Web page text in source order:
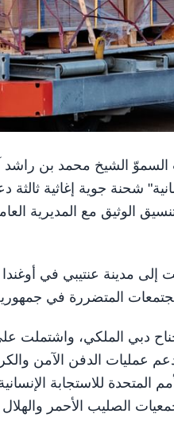
صاحب السموّ الشيخ محمد
شحنة جوية إغاثية ثالثة
الوثيق مع المديرية
المتضررة في
دبي الملكي،
عمليات الدفن الآمن
للاستجابة
الصليب الأحمر والهلال